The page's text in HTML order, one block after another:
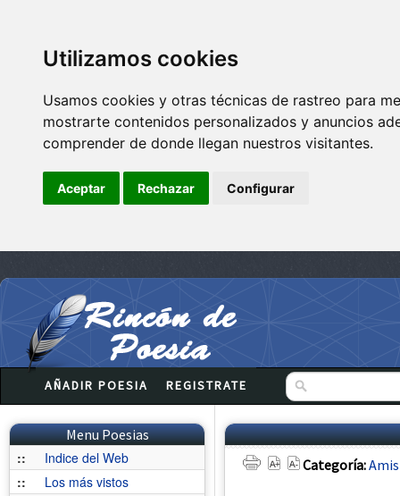
Utilizamos cookies
Usamos cookies y otras técnicas de rastreo para
mostrarte contenidos personalizados y anuncios
comprender de donde llegan nuestros visitantes.
Aceptar Rechazar Configurar
AÑADIR POESIA REGISTRATE
Menu Poesias
::
Indice del Web
::
Los más vistos
Categoría: